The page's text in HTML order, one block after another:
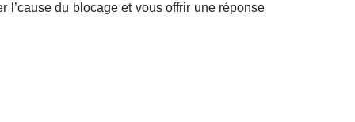
l’cause du blocage et vous offrir une réponse